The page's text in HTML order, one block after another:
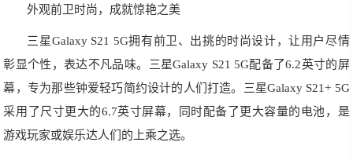
外观前卫时尚，成就惊艳之美
三星Galaxy S21 5G拥有前卫、出挑的时尚设计，让用户尽情
彰显个性，表达不凡品味。三星Galaxy S21 5G配备了6.2英寸的屏
幕，专为那些钟爱轻巧简约设计的人们打造。三星Galaxy S21+ 5G
采用了尺寸更大的6.7英寸屏幕，同时配备了更大容量的电池，是
游戏玩家或娱乐达人们的上乘之选。